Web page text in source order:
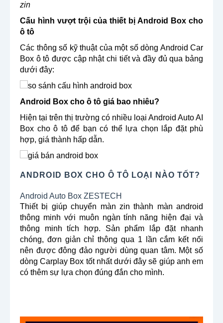
zin
Cấu hình vượt trội của thiết bị Android Box cho
ô tô
Các thông số kỹ thuật của một số dòng Android Car
Box ô tô được cập nhật chi tiết và đầy đủ qua bảng
dưới đây:
Android Box cho ô tô giá bao nhiêu?
Hiện tại trên thị trường có nhiều loại Android Auto AI
Box cho ô tô để bạn có thể lựa chọn lắp đặt phù
hợp, giá thành hấp dẫn.
ANDROID BOX CHO Ô TÔ LOẠI NÀO TỐT?
Android Auto Box ZESTECH
Thiết bị giúp chuyển màn zin thành màn android
thông minh với muôn ngàn tính năng hiện đại và
thông minh tích hợp. Sản phẩm lắp đặt nhanh
chóng, đơn giản chỉ thông qua 1 lần cắm kết nối
nên được đông đảo người dùng quan tâm. Một số
dòng Carplay Box tốt nhất dưới đây sẽ giúp anh em
có thêm sự lựa chọn đúng đắn cho mình.